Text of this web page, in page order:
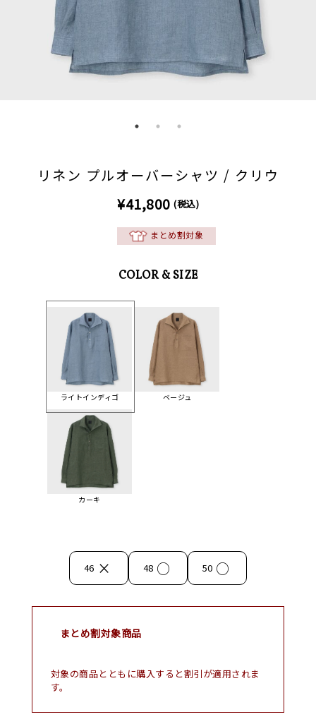
リネン プルオーバーシャツ / クリウ
¥41,800 (税込)
まとめ割対象
COLOR & SIZE
ライトインディゴ ベージュ
カーキ
46 × 48 ○ 50 ○
まとめ割対象商品
対象の商品とともに購入すると割引が適用されま
す。